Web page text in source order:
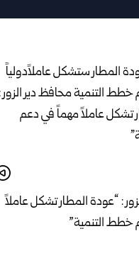
: “عودة المطار تشكل عاملاً
خطط التنمية”